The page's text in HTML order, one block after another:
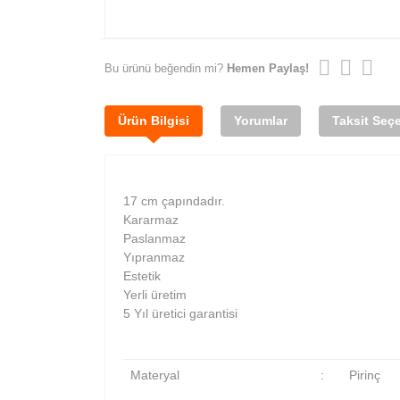
Bu ürünü beğendin mi? Hemen Paylaş!
Ürün Bilgisi Yorumlar Taksit
17 cm çapındadır.
Kararmaz
Paslanmaz
Yıpranmaz
Estetik
Yerli üretim
5 Yıl üretici garantisi
Materyal : Pirinç